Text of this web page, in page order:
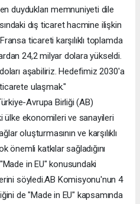
duydukları memnuniyeti dile
dış ticaret hacmine ilişkin
ticareti karşılıklı toplamda
24,2 milyar dolara yükseldi.
aşabiliriz. Hedefimiz 2030'a
ulaşmak."
Avrupa Birliği (AB)
ülke ekonomileri ve sanayileri
oluşturmasının ve karşılıklı
katkılar sağladığını
in EU" konusundaki
söyledi.AB Komisyonu'nun 4
de "Made in EU" kapsamında